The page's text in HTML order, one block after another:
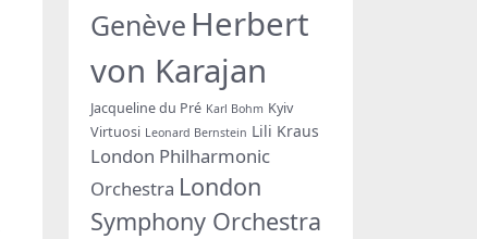
Genève Herbert
von Karajan
Jacqueline du Pré Karl Bohm Kyiv
Virtuosi Leonard Bernstein Lili Kraus
London Philharmonic
Orchestra London
Symphony Orchestra